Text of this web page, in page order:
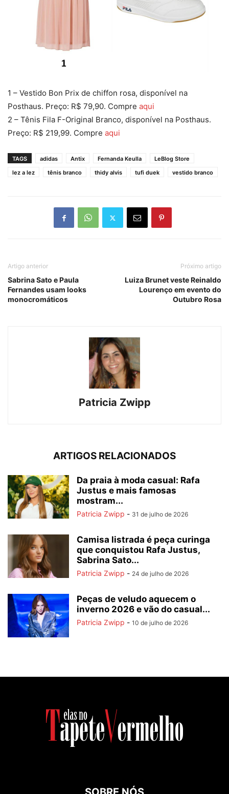
1 – Vestido Bon Prix de chiffon rosa, disponível na
Posthaus. Preço: R$ 79,90. Compre aqui
2 – Tênis Fila F-Original Branco, disponível na Posthaus.
Preço: R$ 219,99. Compre aqui
TAGS adidas Antix Fernanda Keulla
LeBlog Store
lez a lez
tênis branco thidy alvis tufi duek vestido branco
Artigo anterior
Sabrina Sato e Paula
Fernandes usam looks
monocromáticos
Próximo artigo
Luiza Brunet veste Reinaldo
Lourenço em evento do
Outubro Rosa
Patricia Zwipp
ARTIGOS RELACIONADOS
Da praia à moda casual: Rafa
Justus e mais famosas
mostram...
Patricia Zwipp - 31 de julho de 2026
Camisa listrada é peça curinga
que conquistou Rafa Justus,
Sabrina Sato...
Patricia Zwipp - 24 de julho de 2026
Peças de veludo aquecem o
inverno 2026 e vão do casual...
Patricia Zwipp - 10 de julho de 2026